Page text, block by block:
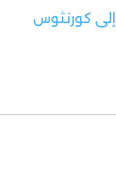
إلى كورنثوس